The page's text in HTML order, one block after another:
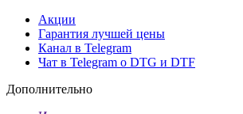
Акции
Гарантия лучшей цены
Канал в Telegram
Чат в Telegram о DTG и DTF
Дополнительно